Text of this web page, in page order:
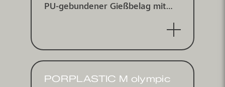
PU-gebundener Gieß­belag mit
PORPLASTIC M olympic